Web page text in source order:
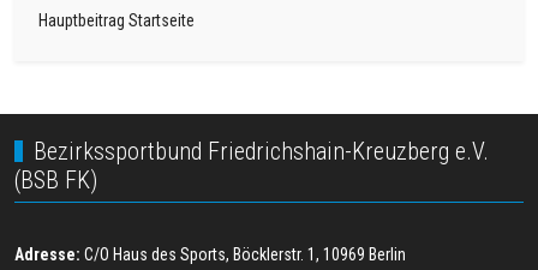
Hauptbeitrag Startseite
Bezirkssportbund Friedrichshain-Kreuzberg e.V.
(BSB FK)
Adresse: C/O Haus des Sports, Böcklerstr. 1, 10969 Berlin